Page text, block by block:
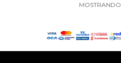
MOSTRANDO